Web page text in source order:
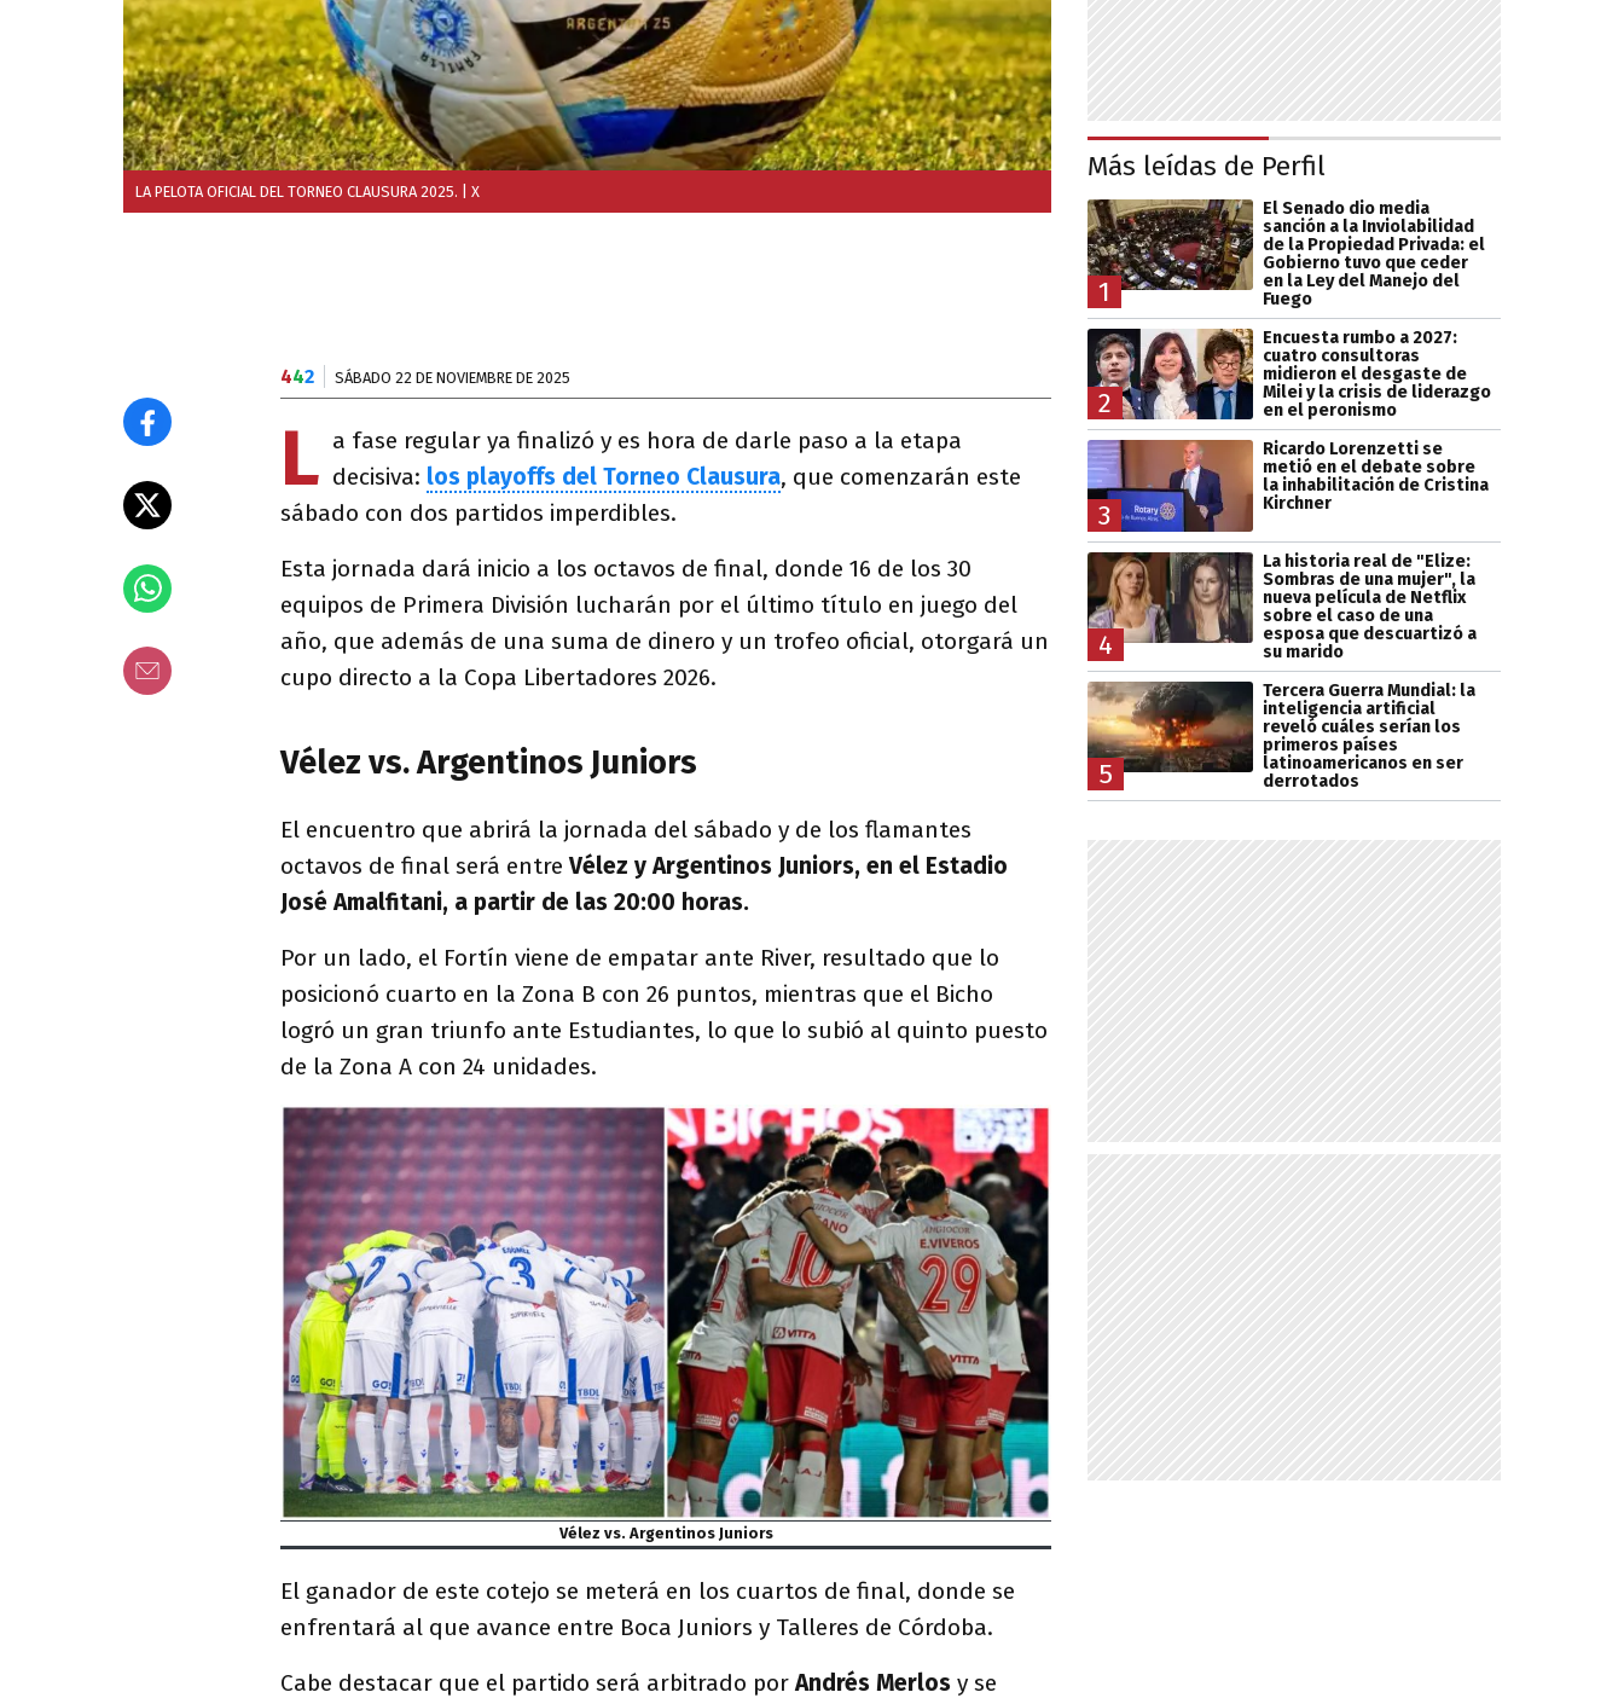
LA PELOTA OFICIAL DEL TORNEO CLAUSURA 2025. | X
442 SÁBADO 22 DE NOVIEMBRE DE 2025
L a fase regular ya finalizó y es hora de darle paso a la etapa
decisiva: los playoffs del Torneo Clausura, que comenzarán este
sábado con dos partidos imperdibles.
Esta jornada dará inicio a los octavos de final, donde 16 de los 30
equipos de Primera División lucharán por el último título en juego del
año, que además de una suma de dinero y un trofeo oficial, otorgará un
cupo directo a la Copa Libertadores 2026.
Vélez vs. Argentinos Juniors
El encuentro que abrirá la jornada del sábado y de los flamantes
octavos de final será entre Vélez y Argentinos Juniors, en el Estadio
José Amalfitani, a partir de las 20:00 horas.
Por un lado, el Fortín viene de empatar ante River, resultado que lo
posicionó cuarto en la Zona B con 26 puntos, mientras que el Bicho
logró un gran triunfo ante Estudiantes, lo que lo subió al quinto puesto
de la Zona A con 24 unidades.
Vélez vs. Argentinos Juniors
El ganador de este cotejo se meterá en los cuartos de final, donde se
enfrentará al que avance entre Boca Juniors y Talleres de Córdoba.
Cabe destacar que el partido será arbitrado porAndrés Merlos y se
Más leídas de Perfil
1
El Senado dio media
sanción a la Inviolabilidad
de la Propiedad Privada: el
Gobierno tuvo que ceder
en la Ley del Manejo del
Fuego
2
Encuesta rumbo a 2027:
cuatro consultoras
midieron el desgaste de
Milei y la crisis de liderazgo
en el peronismo
3
Ricardo Lorenzetti se
metió en el debate sobre
la inhabilitación de Cristina
Kirchner
4
La historia real de "Elize:
Sombras de una mujer", la
nueva película de Netflix
sobre el caso de una
esposa que descuartizó a
su marido
5
Tercera Guerra Mundial: la
inteligencia artificial
reveló cuáles serían los
primeros países
latinoamericanos en ser
derrotados